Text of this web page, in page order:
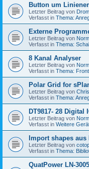
Button um
Letzter Beitrag von
Verfasst in Thema:
Externe
Letzter Beitrag von
Verfasst in Thema:
8 Kanal Analyser
Letzter Beitrag von
Verfasst in Thema:
Polar Grid for
Letzter Beitrag von
Verfasst in Thema:
DT9817- 28 Digital
Letzter Beitrag von
Verfasst in Weitere
Import shapes aus
Letzter Beitrag von
Verfasst in Thema:
QuatPower LN-